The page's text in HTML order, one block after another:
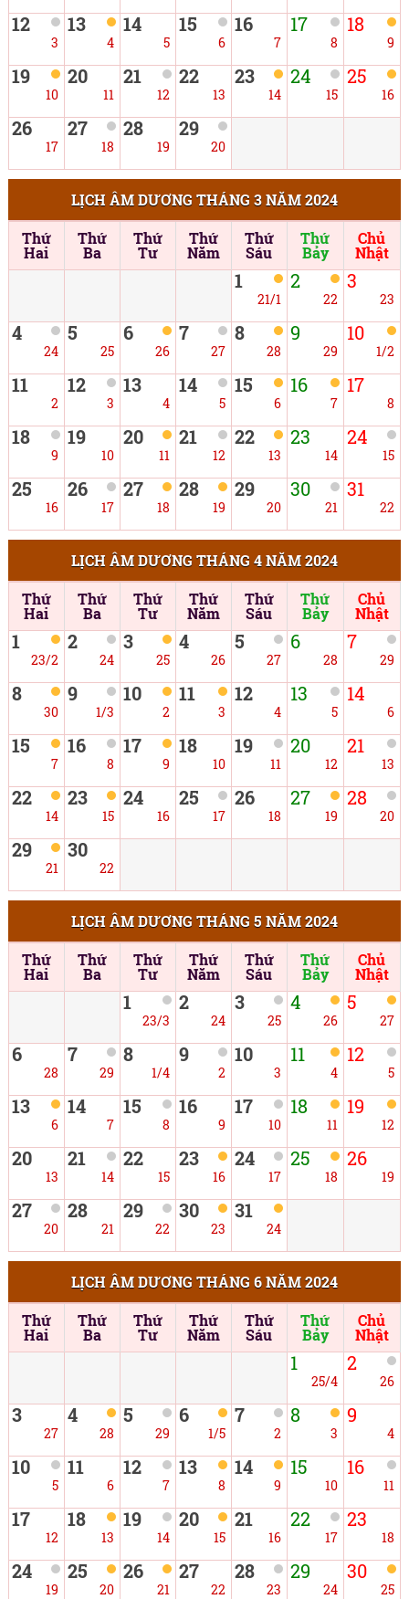
12
3
13
4
14
5
15
6
16
7
17
8
18
9
19
10
20
11
21
12
22
13
23
14
24
15
25
16
26
17
27
18
28
19
29
20
LỊCH ÂM DƯƠNG THÁNG 3 NĂM 2024
Thứ
Hai
Thứ
Ba
Thứ
Tư
Thứ
Năm
Thứ
Sáu
Thứ
Bảy
Chủ
Nhật
1
21/1
2
22
3
23
4
24
5
25
6
26
7
27
8
28
9
29
10
1/2
11
2
12
3
13
4
14
5
15
6
16
7
17
8
18
9
19
10
20
11
21
12
22
13
23
14
24
15
25
16
26
17
27
18
28
19
29
20
30
21
31
22
LỊCH ÂM DƯƠNG THÁNG 4 NĂM 2024
Thứ
Hai
Thứ
Ba
Thứ
Tư
Thứ
Năm
Thứ
Sáu
Thứ
Bảy
Chủ
Nhật
1
23/2
2
24
3
25
4
26
5
27
6
28
7
29
8
30
9
1/3
10
2
11
3
12
4
13
5
14
6
15
7
16
8
17
9
18
10
19
11
20
12
21
13
22
14
23
15
24
16
25
17
26
18
27
19
28
20
29
21
30
22
LỊCH ÂM DƯƠNG THÁNG 5 NĂM 2024
Thứ
Hai
Thứ
Ba
Thứ
Tư
Thứ
Năm
Thứ
Sáu
Thứ
Bảy
Chủ
Nhật
1
23/3
2
24
3
25
4
26
5
27
6
28
7
29
8
1/4
9
2
10
3
11
4
12
5
13
6
14
7
15
8
16
9
17
10
18
11
19
12
20
13
21
14
22
15
23
16
24
17
25
18
26
19
27
20
28
21
29
22
30
23
31
24
LỊCH ÂM DƯƠNG THÁNG 6 NĂM 2024
Thứ
Hai
Thứ
Ba
Thứ
Tư
Thứ
Năm
Thứ
Sáu
Thứ
Bảy
Chủ
Nhật
1
25/4
2
26
3
27
4
28
5
29
6
1/5
7
2
8
3
9
4
10
5
11
6
12
7
13
8
14
9
15
10
16
11
17
12
18
13
19
14
20
15
21
16
22
17
23
18
24
19
25
20
26
21
27
22
28
23
29
24
30
25